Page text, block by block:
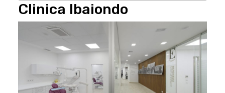
Clinica Ibaiondo